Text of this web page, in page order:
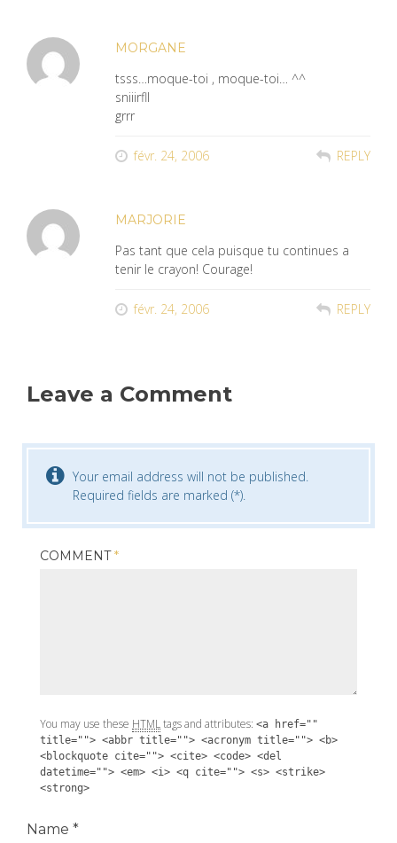
MORGANE
tsss…moque-toi , moque-toi… ^^
sniiirfll
grrr
févr. 24, 2006 REPLY
MARJORIE
Pas tant que cela puisque tu continues a
tenir le crayon! Courage!
févr. 24, 2006 REPLY
Leave a Comment
Your email address will not be published.
Required fields are marked (*).
COMMENT*
You may use these HTMLtags and attributes: <a href=""
title=""> <abbr title=""> <acronym title=""> <b>
<blockquote cite=""> <cite> <code> <del
datetime=""> <em> <i> <q cite=""> <s> <strike>
<strong>
Name *